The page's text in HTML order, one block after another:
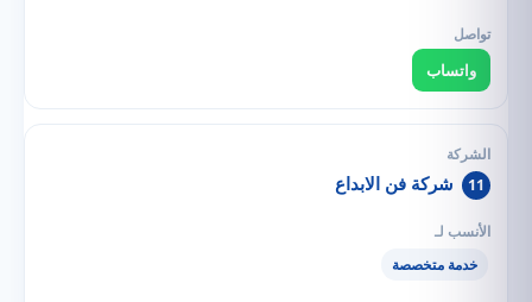
واتساب
11 شركة فن الابداع
خدمة متخصصة